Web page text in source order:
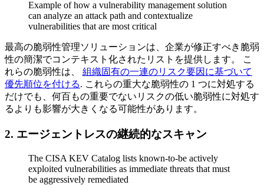
Example of how a vulnerability management solution
can analyze an attack path and contextualize
vulnerabilities that are most critical
最高の脆弱性管理ソリューションは、企業が修正すべき脆弱
性の簡潔でコンテキスト化されたリストを提供します。 こ
れらの脆弱性は、 組織固有の一連のリスク要因に基づいて
優先順位を付ける. これらの重大な脆弱性の 1 つに対処する
だけでも、何百もの重要でないリスクの低い脆弱性に対処す
るよりも影響が大きくなる可能性があります。
2. エージェントレスの継続的なスキャン
The CISA KEV Catalog lists known-to-be actively
exploited vulnerabilities as immediate threats that must
be aggressively remediated